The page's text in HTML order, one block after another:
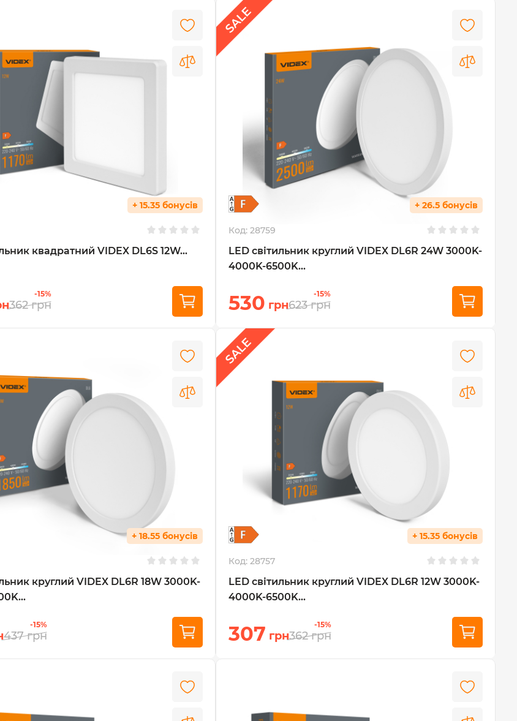
+ 15.35 бонусів
квадратний VIDEX DL6S 12W...
-15%
362 грн
+ 26.5 бонусів
Код: 28759
LED світильник круглий VIDEX DL6R 24W 3000K-
4000K-6500K...
530 грн
-15%
623 грн
+ 18.55 бонусів
круглий VIDEX DL6R 18W 3000K-
-15%
437 грн
+ 15.35 бонусів
Код: 28757
LED світильник круглий VIDEX DL6R 12W 3000K-
4000K-6500K...
307 грн
-15%
362 грн